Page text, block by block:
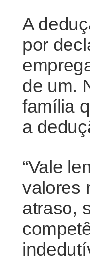
A
por
de um.
família
a
“Vale
valores
atraso,